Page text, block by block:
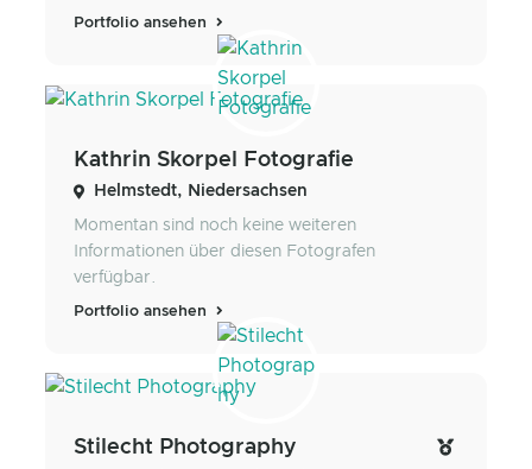
Portfolio ansehen
Kathrin Skorpel Fotografie
Helmstedt, Niedersachsen
Momentan sind noch keine weiteren
Informationen über diesen Fotografen
verfügbar.
Portfolio ansehen
Stilecht Photography